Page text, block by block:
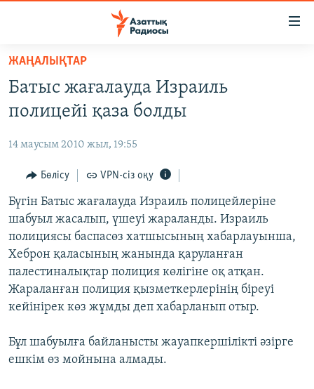
Skip
main
content
to
Navigation
Skip
to
Search
ҚАҢТАР ОҚИҒАСЫ
АДАМ ҚҰҚЫҚТАРЫ
ӘЛЕУМЕТ
ӘЛЕМ
АРНАЙЫ ЖОБАЛАР
Русский
ЖАҢАЛЫҚТАР
Батыс жағалауда Израиль
полицейі қаза болды
14 маусым 2010 жыл, 19:55
Бөлісу VPN-сіз оқу
Бүгін Батыс жағалауда Израиль полицейлеріне
шабуыл жасалып, үшеуі жараланды. Израиль
полициясы баспасөз хатшысының хабарлауынша,
Хеброн қаласының жанында қаруланған
палестиналықтар полиция көлігіне оқ атқан.
Жараланған полиция қызметкерлерінің біреуі
кейінірек көз жұмды деп хабарланып отыр.
Бұл шабуылға байланысты жауапкершілікті әзірге
ешкім өз мойнына алмады.